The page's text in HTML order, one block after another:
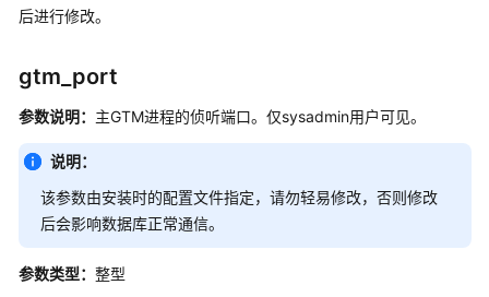
践
用
自
函
数
存
后进行修改。
gtm_port
参数说明： 主GTM进程的侦听端口。仅sysadmin用户可见。
说明：
该参数由安装时的配置文件指定，请勿轻易修改，否则修改
后会影响数据库正常通信。
参数类型： 整型